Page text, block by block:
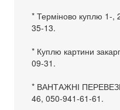
* Терміново куплю 1-,
35-13.
* Куплю картини
09-31.
* ВАНТАЖНІ
46, 050-941-61-61.